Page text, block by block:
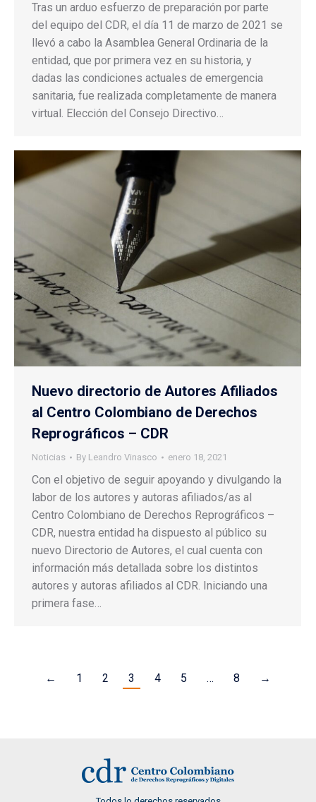
Tras un arduo esfuerzo de preparación por parte
del equipo del CDR, el día 11 de marzo de 2021 se
llevó a cabo la Asamblea General Ordinaria de la
entidad, que por primera vez en su historia, y
dadas las condiciones actuales de emergencia
sanitaria, fue realizada completamente de manera
virtual. Elección del Consejo Directivo…
Nuevo directorio de Autores Afiliados
al Centro Colombiano de Derechos
Reprográficos – CDR
Noticias By Leandro Vinasco enero 18, 2021
Con el objetivo de seguir apoyando y divulgando la
labor de los autores y autoras afiliados/as al
Centro Colombiano de Derechos Reprográficos –
CDR, nuestra entidad ha dispuesto al público su
nuevo Directorio de Autores, el cual cuenta con
información más detallada sobre los distintos
autores y autoras afiliados al CDR. Iniciando una
primera fase…
← 1 2 3 4 5 … 8 →